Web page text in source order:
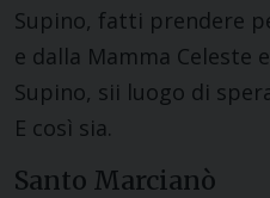
Supino, fatti prendere
e dalla Mamma Celeste
Supino, sii luogo di
E così sia.
Santo Marcianò